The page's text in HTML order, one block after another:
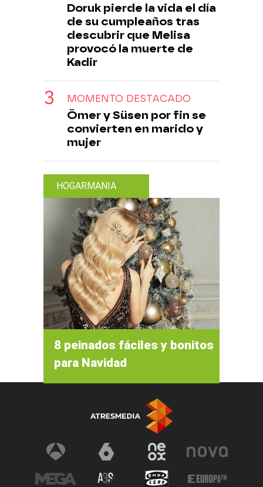
Doruk pierde la vida el día
de su cumpleaños tras
descubrir que Melisa
provocó la muerte de
Kadir
MOMENTO DESTACADO
Ömer y Süsen por fin se
convierten en marido y
mujer
HOGARMANIA
8 peinados fáciles y bonitos
para Navidad